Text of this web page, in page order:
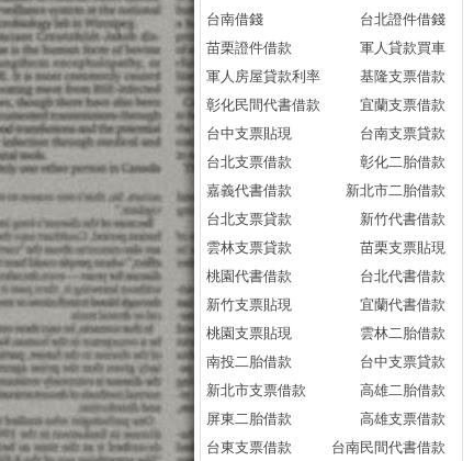
台南借錢
台北證件借錢
苗栗證件借款
軍人貸款買車
軍人房屋貸款利率
基隆支票借款
彰化民間代書借款
宜蘭支票借款
台中支票貼現
台南支票貸款
台北支票借款
彰化二胎借款
嘉義代書借款
新北市二胎借款
台北支票貸款
新竹代書借款
雲林支票貸款
苗栗支票貼現
桃園代書借款
台北代書借款
新竹支票貼現
宜蘭代書借款
桃園支票貼現
雲林二胎借款
南投二胎借款
台中支票貸款
新北市支票借款
高雄二胎借款
屏東二胎借款
高雄支票借款
台東支票借款
台南民間代書借款